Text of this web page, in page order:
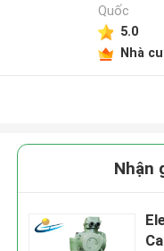
Quốc
5.0
Nhà
Nhận